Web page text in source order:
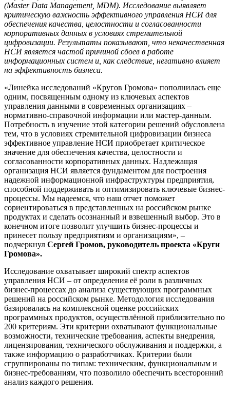
(Master Data Management, MDM). Исследование выявляет
критическую важность эффективного управления НСИ для
обеспечения качества, целостности и согласованности
корпоративных данных в условиях стремительной
цифровизации. Результаты показывают, что некачественная
НСИ является частой причиной сбоев в работе
информационных систем и, как следствие, негативно влияет
на эффективность бизнеса.
«Линейка исследований «Кругов Громова» пополнилась еще
одним, посвященным одному из ключевых аспектов
управления данными в современных организациях –
нормативно-справочной информации или мастер-данным.
Потребность в изучение этой категории решений обусловлена
тем, что в условиях стремительной цифровизации бизнеса
эффективное управление НСИ приобретает критическое
значение для обеспечения качества, целостности и
согласованности корпоративных данных. Надлежащая
организация НСИ является фундаментом для построения
надежной информационной инфраструктуры предприятия,
способной поддерживать и оптимизировать ключевые бизнес-
процессы. Мы надеемся, что наш отчет поможет
сориентироваться в представленных на российском рынке
продуктах и сделать осознанный и взвешенный выбор. Это в
конечном итоге позволит улучшить бизнес-процессы и
принесет пользу предприятиям и организациям», –
подчеркнул Сергей Громов, руководитель проекта «Круги
Громова».
Исследование охватывает широкий спектр аспектов
управления НСИ – от определения её роли в различных
бизнес-процессах до анализа существующих программных
решений на российском рынке. Методология исследования
базировалась на комплексной оценке российских
программных продуктов, осуществлённой приблизительно по
200 критериям. Эти критерии охватывают функциональные
возможности, технические требования, аспекты внедрения,
лицензирования, технического обслуживания и поддержки, а
также информацию о разработчиках. Критерии были
сгруппированы по типам: техническим, функциональным и
бизнес-требованиям, что позволило обеспечить всесторонний
анализ каждого решения.